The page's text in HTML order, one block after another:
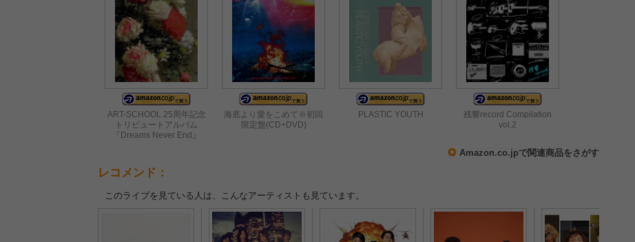
ART-SCHOOL 25周年記念
トリビュートアルバム
『Dreams Never End』
海底より愛をこめて※初回
限定盤(CD+DVD)
PLASTIC YOUTH
残響record Compilation
vol.2
Amazon.co.jpで関連商品をさがす
レコメンド：
このライブを見ている人は、こんなアーティストも見ています。